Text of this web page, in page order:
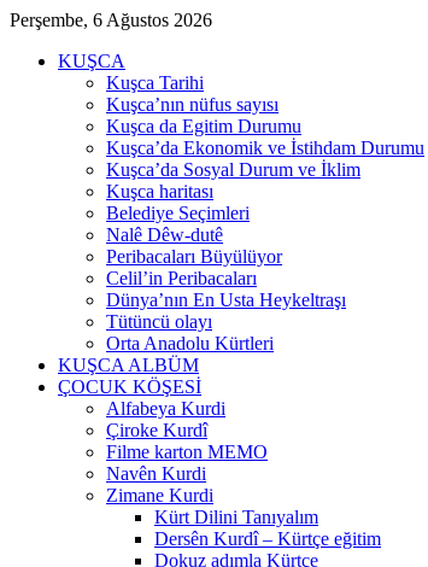
Perşembe, 6 Ağustos 2026
KUŞCA
Kuşca Tarihi
Kuşca’nın nüfus sayısı
Kuşca da Egitim Durumu
Kuşca’da Ekonomik ve İstihdam Durumu
Kuşca’da Sosyal Durum ve İklim
Kuşca haritası
Belediye Seçimleri
Nalê Dêw-dutê
Peribacaları Büyülüyor
Celil’in Peribacaları
Dünya’nın En Usta Heykeltraşı
Tütüncü olayı
Orta Anadolu Kürtleri
KUŞCA ALBÜM
ÇOCUK KÖŞESİ
Alfabeya Kurdi
Çiroke Kurdî
Filme karton MEMO
Navên Kurdi
Zimane Kurdi
Kürt Dilini Tanıyalım
Dersên Kurdî – Kürtçe eğitim
Dokuz adımla Kürtçe